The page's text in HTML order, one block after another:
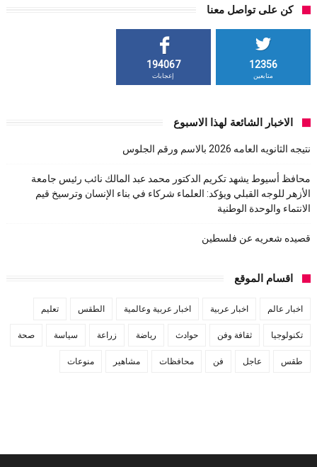
كن على تواصل معنا
12356
متابعين
194067
إعجابات
الاخبار الشائعة لهذا الاسبوع
نتيجه الثانويه العامه 2026 بالاسم ورقم الجلوس
محافظ أسيوط يشهد تكريم الدكتور محمد عبد المالك نائب رئيس جامعة
الأزهر للوجه القبلي ويؤكد: العلماء شركاء في بناء الإنسان وترسيخ قيم
الانتماء والوحدة الوطنية
قصيده شعريه عن فلسطين
اقسام الموقع
اخبار عالم اخبار عربية اخبار عربية وعالمية الطقس تعليم
تكنولوجيا ثقافة وفن حوادث رياضة زراعة سياسة صحة
طقس عاجل فن محافظات مشاهير منوعات